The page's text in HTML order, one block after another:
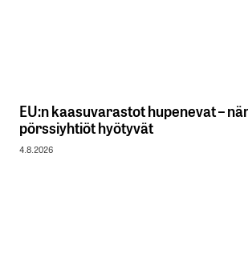
EU:n kaasuvarastot hupenevat –
pörssiyhtiöt hyötyvät
4.8.2026